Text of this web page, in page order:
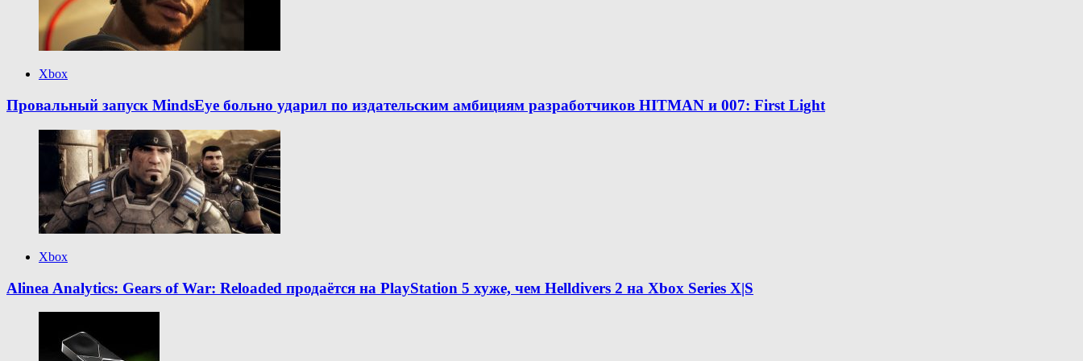
Xbox
Провальный запуск MindsEye больно ударил по издательским амбициям разработчиков HITMAN и 007: First Light
Xbox
Alinea Analytics: Gears of War: Reloaded продаётся на PlayStation 5 хуже, чем Helldivers 2 на Xbox Series X|S